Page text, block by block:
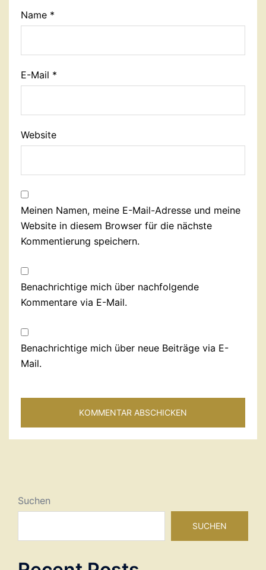
Name *
E-Mail *
Website
Meinen Namen, meine E-Mail-Adresse und meine
Website in diesem Browser für die nächste
Kommentierung speichern.
Benachrichtige mich über nachfolgende
Kommentare via E-Mail.
Benachrichtige mich über neue Beiträge via E-
Mail.
Suchen
SUCHEN